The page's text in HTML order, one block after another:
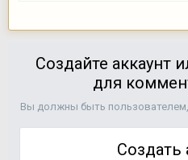
Создайте аккаунт
для
Вы должны быть
Создать